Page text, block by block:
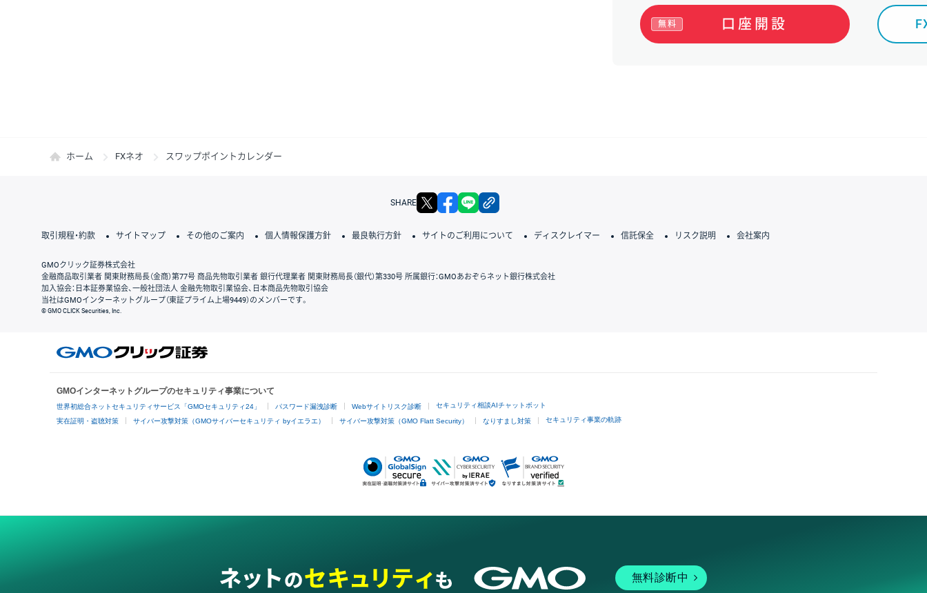
口座開設
無料
ホーム FXネオ スワップポイントカレンダー
SHARE X facebook
取引規程・約款 サイトマップ その他のご案内 個人情報保護方針 最良執行方針 サイトのご利用について ディスクレイマー 信託保全 リスク説明 会社案内
GMOクリック証券株式会社
金融商品取引業者 関東財務局長（金商）第77号 商品先物取引業者 銀行代理業者 関東財務局長（銀代）第330号 所属銀行：GMOあおぞらネット銀行株式会社
加入協会：日本証券業協会、一般社団法人 金融先物取引業協会、日本商品先物取引協会
当社はGMOインターネットグループ（東証プライム上場9449）のメンバーです。
© GMO CLICK Securities, Inc.
GMOインターネットグループのセキュリティ事業について
世界初総合ネットセキュリティサービス「GMOセキュリティ24」 パスワード漏洩診断 Webサイトリスク診断 セキュリティ相談AIチャットボット
実在証明・盗聴対策 サイバー攻撃対策（GMOサイバーセキュリティ byイエラエ） サイバー攻撃対策（GMO Flatt Security） なりすまし対策 セキュリティ事業の軌跡
無料診断中